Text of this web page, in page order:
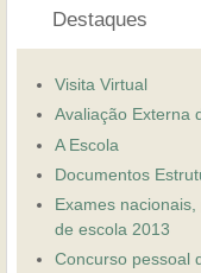
Destaques
Visita Virtual
Avaliação Externa
A Escola
Documentos
Exames
de escola 2013
Concurso pessoal